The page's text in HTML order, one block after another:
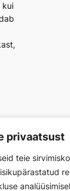
privaatsust
teie
kui